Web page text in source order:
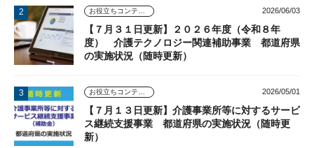
2026/06/03
【７月３１日更新】２０２６年度（令和８年
度） 介護テクノロジー関連補助事業 都道府県
の実施状況（随時更新）
2026/05/01
【７月１３日更新】介護事業所等に対するサービ
ス継続支援事業 都道府県の実施状況（随時更
新）